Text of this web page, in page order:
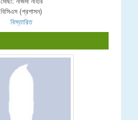
বিসিএস (প্রশাসন)
বিস্তারিত